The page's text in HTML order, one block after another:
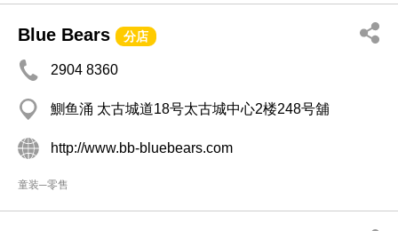
Blue Bears 分店
2904 8360
鰂鱼涌 太古城道18号太古城中心2楼248号舖
http://www.bb-bluebears.com
童装─零售